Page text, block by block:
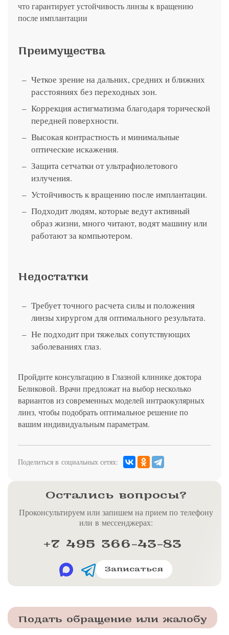
что гарантирует устойчивость линзы к вращению
после имплантации
Преимущества
Четкое зрение на дальних, средних и ближних
расстояниях без переходных зон.
Коррекция астигматизма благодаря торической
передней поверхности.
Высокая контрастность и минимальные
оптические искажения.
Защита сетчатки от ультрафиолетового
излучения.
Устойчивость к вращению после имплантации.
Подходит людям, которые ведут активный
образ жизни, много читают, водят машину или
работают за компьютером.
Недостатки
Требует точного расчета силы и положения
линзы хирургом для оптимального результата.
Не подходит при тяжелых сопутствующих
заболеваниях глаз.
Пройдите консультацию в Глазной клинике доктора
Беликовой. Врачи предложат на выбор несколько
вариантов из современных моделей интраокулярных
линз, чтобы подобрать оптимальное решение по
вашим индивидуальным параметрам.
Поделиться в социальных сетях:
Остались вопросы?
Проконсультируем или запишем на прием по телефону
или в мессенджерах:
+7 495 366-43-83
Записаться
Подать обращение или жалобу